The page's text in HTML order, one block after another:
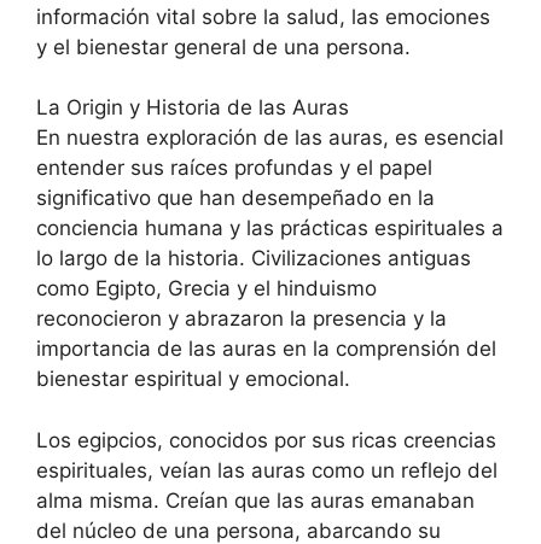
información vital sobre la salud, las emociones
y el bienestar general de una persona.
La Origin y Historia de las Auras
En nuestra exploración de las auras, es esencial
entender sus raíces profundas y el papel
significativo que han desempeñado en la
conciencia humana y las prácticas espirituales a
lo largo de la historia. Civilizaciones antiguas
como Egipto, Grecia y el hinduismo
reconocieron y abrazaron la presencia y la
importancia de las auras en la comprensión del
bienestar espiritual y emocional.
Los egipcios, conocidos por sus ricas creencias
espirituales, veían las auras como un reflejo del
alma misma. Creían que las auras emanaban
del núcleo de una persona, abarcando su